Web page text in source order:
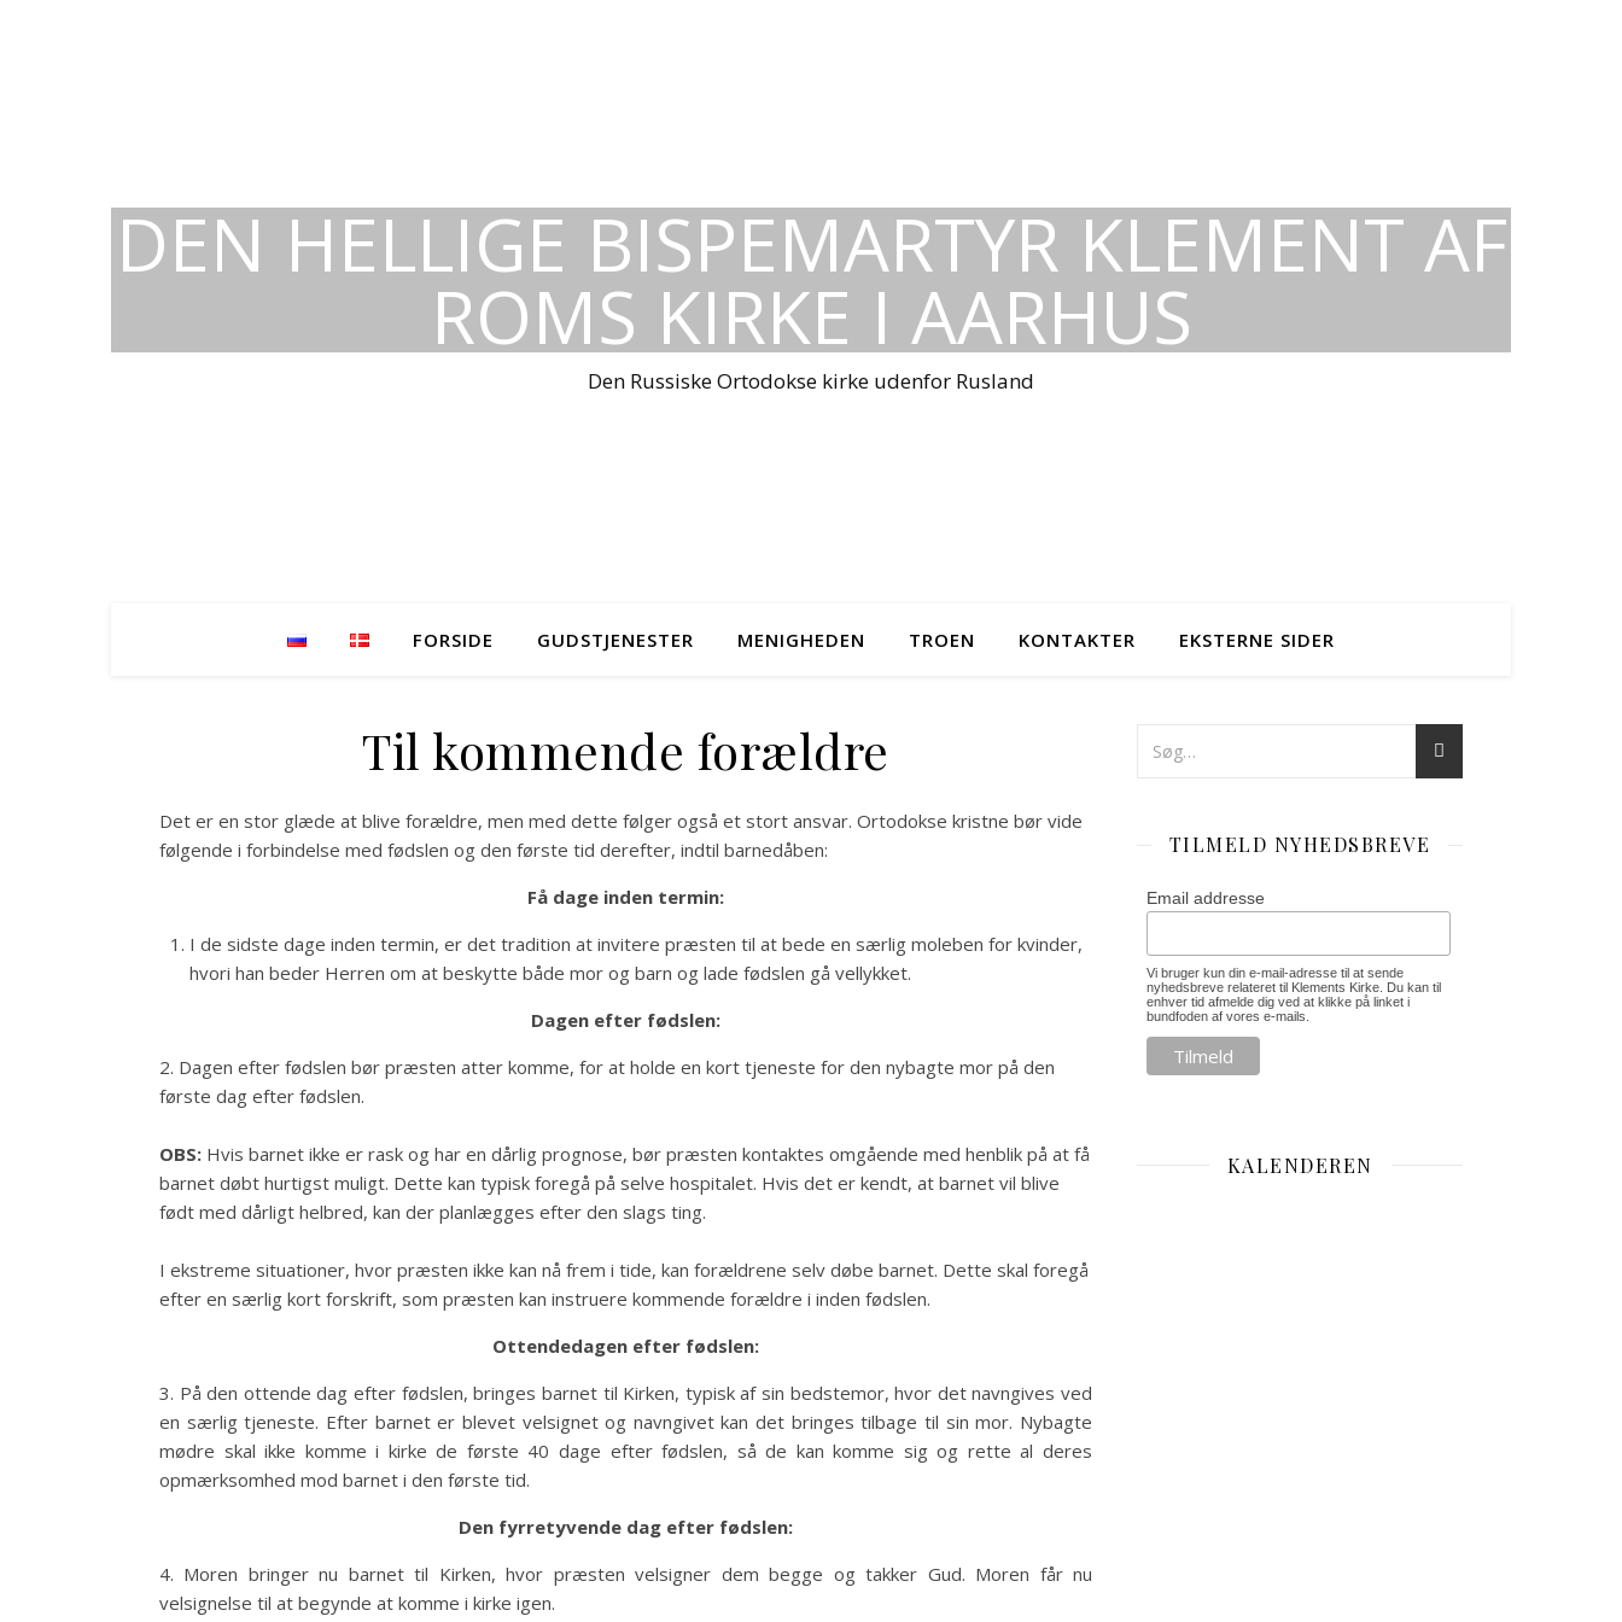
DEN HELLIGE BISPEMARTYR KLEMENT AF
ROMS KIRKE I AARHUS
Den Russiske Ortodokse kirke udenfor Rusland
FORSIDE GUDSTJENESTER MENIGHEDEN TROEN KONTAKTER EKSTERNE SIDER
Til kommende forældre
Det er en stor glæde at blive forældre, men med dette følger også et stort ansvar. Ortodokse kristne bør vide
følgende i forbindelse med fødslen og den første tid derefter, indtil barnedåben:
Få dage inden termin:
I de sidste dage inden termin, er det tradition at invitere præsten til at bede en særlig moleben for kvinder,
hvori han beder Herren om at beskytte både mor og barn og lade fødslen gå vellykket.
Dagen efter fødslen:
2. Dagen efter fødslen bør præsten atter komme, for at holde en kort tjeneste for den nybagte mor på den
første dag efter fødslen.
OBS: Hvis barnet ikke er rask og har en dårlig prognose, bør præsten kontaktes omgående med henblik på at få
barnet døbt hurtigst muligt. Dette kan typisk foregå på selve hospitalet. Hvis det er kendt, at barnet vil blive
født med dårligt helbred, kan der planlægges efter den slags ting.
I ekstreme situationer, hvor præsten ikke kan nå frem i tide, kan forældrene selv døbe barnet. Dette skal foregå
efter en særlig kort forskrift, som præsten kan instruere kommende forældre i inden fødslen.
Ottendedagen efter fødslen:
3. På den ottende dag efter fødslen, bringes barnet til Kirken, typisk af sin bedstemor, hvor det navngives ved
en særlig tjeneste. Efter barnet er blevet velsignet og navngivet kan det bringes tilbage til sin mor. Nybagte
mødre skal ikke komme i kirke de første 40 dage efter fødslen, så de kan komme sig og rette al deres
opmærksomhed mod barnet i den første tid.
Den fyrretyvende dag efter fødslen:
4. Moren bringer nu barnet til Kirken, hvor præsten velsigner dem begge og takker Gud. Moren får nu
velsignelse til at begynde at komme i kirke igen.
TILMELD NYHEDSBREVE
Email addresse
Vi bruger kun din e-mail-adresse til at sende
nyhedsbreve relateret til Klements Kirke. Du kan til
enhver tid afmelde dig ved at klikke på linket i
bundfoden af vores e-mails.
KALENDEREN